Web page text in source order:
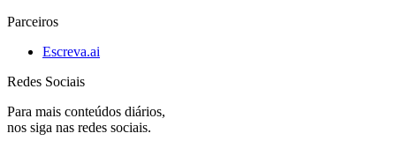
Parceiros
Escreva.ai
Redes Sociais
Para mais conteúdos diários,
nos siga nas redes sociais.